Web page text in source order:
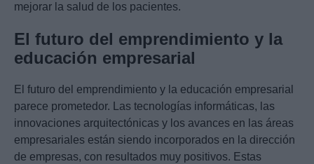
mejorar la salud de los pacientes.
El futuro del emprendimiento y la
educación empresarial
El futuro del emprendimiento y la educación empresarial
parece prometedor. Las tecnologías informáticas, las
innovaciones arquitectónicas y los avances en las áreas
empresariales están siendo incorporados en la dirección
de empresas, con resultados muy positivos. Estas